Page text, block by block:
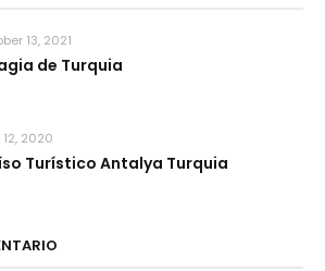
13, 2021
de Turquia
2020
Turístico Antalya Turquia